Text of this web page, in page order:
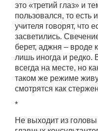
это «третий глаз» и
пользовался, то есть
учителя говорят, что
засветились.
берет, аджня – вроде
лишь иногда и
всегда на месте, но
таком же режиме
смотрятся как
*
Не выходит из